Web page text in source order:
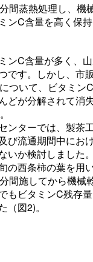
間蒸熱処理し、機
ンC含量を高く保持
ンC含量が多く、
です。しかし、市
ついて、ビタミン
どが分解されて消
ンターでは、製茶
び流通期間中にお
いか検討しました。
の西条柿の葉を用
間施してから機械
もビタミンC残存
（図2)。